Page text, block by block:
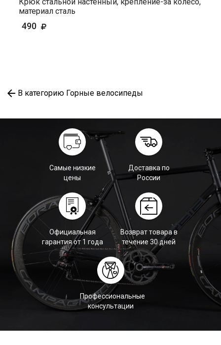
материал сталь
490
В категорию Горные велосипеды
Самые низкие
цены
Доставка по
России
Официальная
гарантия от 1 года
Возврат товара в
течение 30 дней
Профессиональные
консультации